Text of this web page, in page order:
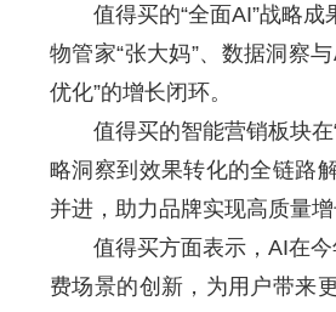
值得买的“全面AI”战略成
物管家“张大妈”、数据洞察
优化”的增长闭环。
值得买的智能营销板块在“
略洞察到效果转化的全链路
并进，助力品牌实现高质量增
值得买方面表示，AI在今
费场景的创新，为用户带来